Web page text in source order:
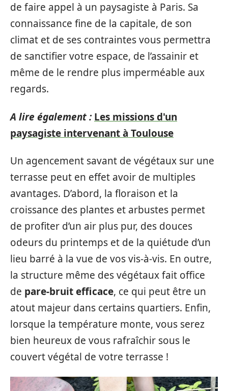
de faire appel à un paysagiste à Paris. Sa
connaissance fine de la capitale, de son
climat et de ses contraintes vous permettra
de sanctifier votre espace, de l’assainir et
même de le rendre plus imperméable aux
regards.
A lire également : Les missions d'un
paysagiste intervenant à Toulouse
Un agencement savant de végétaux sur une
terrasse peut en effet avoir de multiples
avantages. D’abord, la floraison et la
croissance des plantes et arbustes permet
de profiter d’un air plus pur, des douces
odeurs du printemps et de la quiétude d’un
lieu barré à la vue de vos vis-à-vis. En outre,
la structure même des végétaux fait office
de pare-bruit efficace, ce qui peut être un
atout majeur dans certains quartiers. Enfin,
lorsque la température monte, vous serez
bien heureux de vous rafraîchir sous le
couvert végétal de votre terrasse !